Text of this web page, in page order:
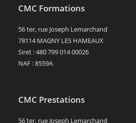
CMC Formations
56 ter, rue Joseph Lemarchand
78114 MAGNY LES HAMEAUX
Siret : 480 799 014 00026
NAF : 8559A
CMC Prestations
56 ter, rue Joseph Lemarchand